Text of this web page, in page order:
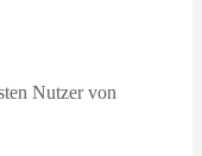
Nutzer von